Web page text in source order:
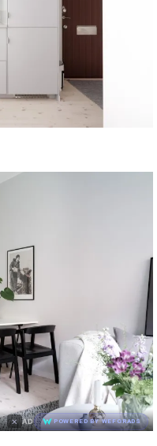
× AD POWERED BY WEFORADS